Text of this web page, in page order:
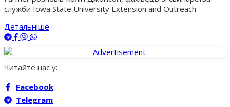
служби Iowa State University Extension and Outreach.
Детальніше
Читайте нас у:
Facebook
Telegram